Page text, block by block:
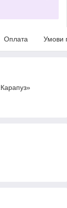
Оплата Умови